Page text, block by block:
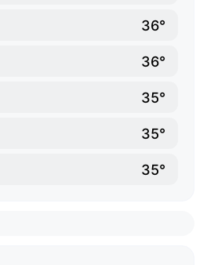
36°
36°
35°
35°
35°